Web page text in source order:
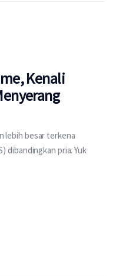
Kenali
lebih besar terkena
dibandingkan pria. Yuk